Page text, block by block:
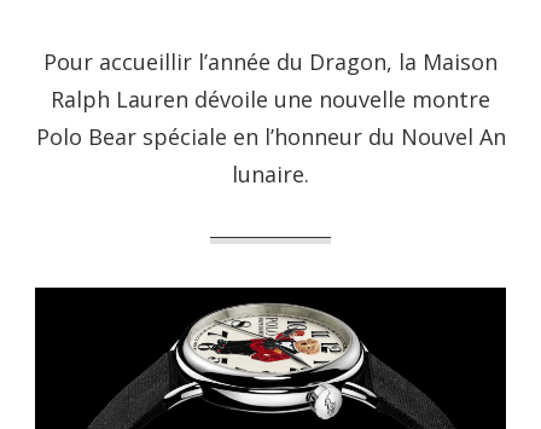
Pour accueillir l’année du Dragon, la Maison
Ralph Lauren dévoile une nouvelle montre
Polo Bear spéciale en l’honneur du Nouvel An
lunaire.